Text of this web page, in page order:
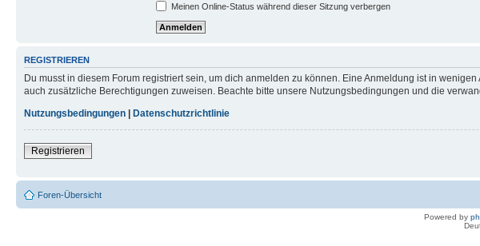
Meinen Online-Status während dieser Sitzung verbergen
REGISTRIEREN
Du musst in diesem Forum registriert sein, um dich anmelden zu können. Eine Anmeldung ist in
auch zusätzliche Berechtigungen zuweisen. Beachte bitte unsere Nutzungsbedingungen und die
Nutzungsbedingungen
Datenschutzrichtlinie
Registrieren
Foren-Übersicht
Powered by